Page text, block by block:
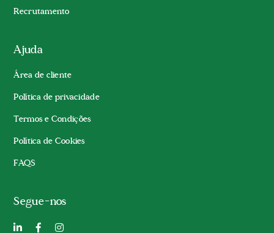
Recrutamento
Ajuda
Área de cliente
Política de privacidade
Termos e Condições
Política de Cookies
FAQS
Segue-nos